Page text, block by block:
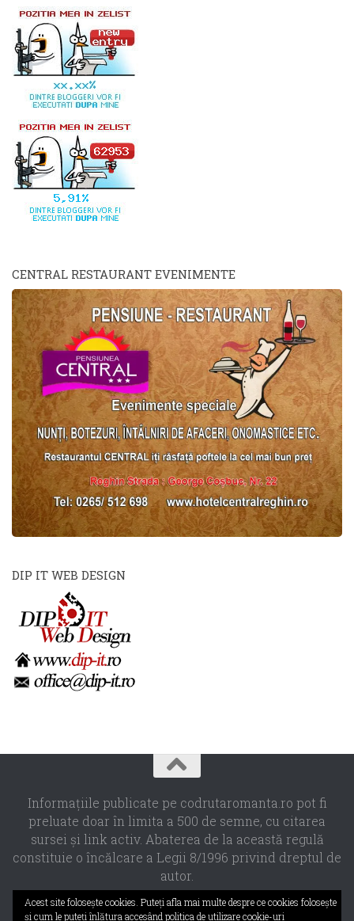
CENTRAL RESTAURANT EVENIMENTE
DIP IT WEB DESIGN
Informaţiile publicate pe codrutaromanta.ro pot fi
preluate doar în limita a 500 de semne, cu citarea
sursei şi link activ. Abaterea de la această regulă
constituie o încălcare a Legii 8/1996 privind dreptul de
autor.
Propulsat de - Designed with theHueman theme
Acest site foloseşte cookies. Puteţi afla mai multe despre ce cookies foloseşte
şi cum le puteţi înlătura accesând politica de utilizare cookie-uri